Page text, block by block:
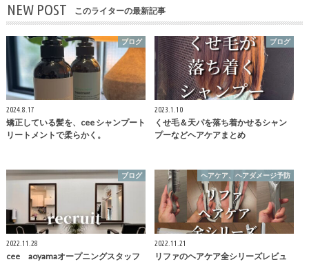
NEW POST このライターの最新記事
ブログ
2024.8.17
矯正している髪を、cee シャンプート
リートメントで柔らかく。
ブログ
2023.1.10
くせ毛＆天パを落ち着かせるシャン
プーなどヘアケアまとめ
ブログ
2022.11.28
cee aoyamaオープニングスタッフ
ヘアケア、ヘアダメージ予防
2022.11.21
リファのヘアケア全シリーズレビュ